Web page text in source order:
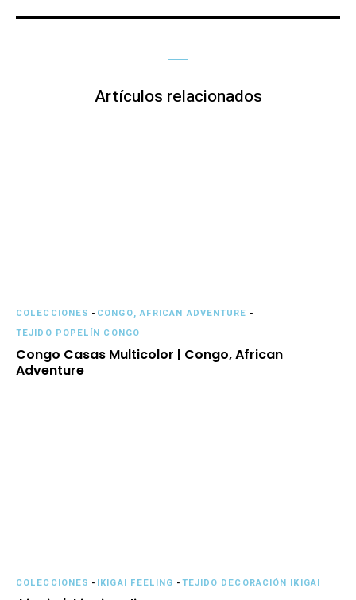
Artículos relacionados
COLECCIONES - CONGO, AFRICAN ADVENTURE -
TEJIDO POPELÍN CONGO
Congo Casas Multicolor | Congo, African
Adventure
COLECCIONES - IKIGAI FEELING -TEJIDO DECORACIÓN IKIGAI